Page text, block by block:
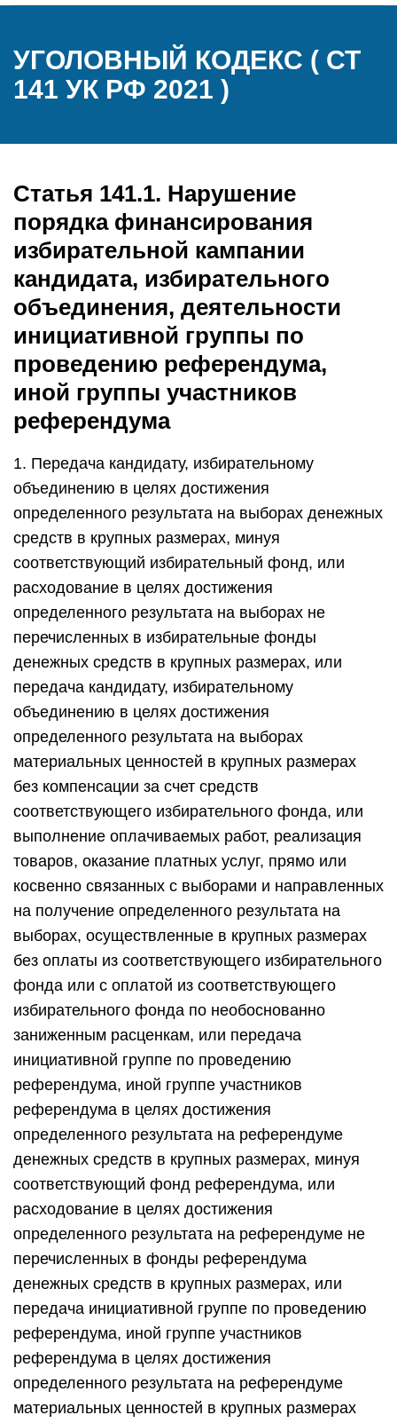
УГОЛОВНЫЙ КОДЕКС ( СТ
141 УК РФ 2021 )
Статья 141.1. Нарушение
порядка финансирования
избирательной кампании
кандидата, избирательного
объединения, деятельности
инициативной группы по
проведению референдума,
иной группы участников
референдума
1. Передача кандидату, избирательному
объединению в целях достижения
определенного результата на выборах денежных
средств в крупных размерах, минуя
соответствующий избирательный фонд, или
расходование в целях достижения
определенного результата на выборах не
перечисленных в избирательные фонды
денежных средств в крупных размерах, или
передача кандидату, избирательному
объединению в целях достижения
определенного результата на выборах
материальных ценностей в крупных размерах
без компенсации за счет средств
соответствующего избирательного фонда, или
выполнение оплачиваемых работ, реализация
товаров, оказание платных услуг, прямо или
косвенно связанных с выборами и направленных
на получение определенного результата на
выборах, осуществленные в крупных размерах
без оплаты из соответствующего избирательного
фонда или с оплатой из соответствующего
избирательного фонда по необоснованно
заниженным расценкам, или передача
инициативной группе по проведению
референдума, иной группе участников
референдума в целях достижения
определенного результата на референдуме
денежных средств в крупных размерах, минуя
соответствующий фонд референдума, или
расходование в целях достижения
определенного результата на референдуме не
перечисленных в фонды референдума
денежных средств в крупных размерах, или
передача инициативной группе по проведению
референдума, иной группе участников
референдума в целях достижения
определенного результата на референдуме
материальных ценностей в крупных размерах